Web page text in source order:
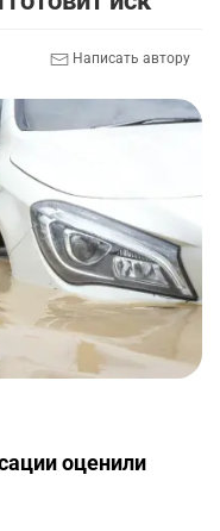
в Луну
Написать автору
оценили